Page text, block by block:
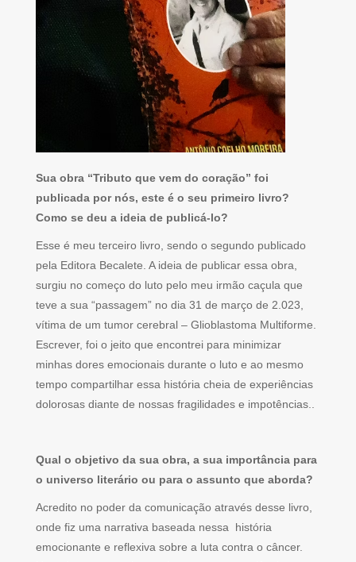
Sua obra “Tributo que vem do coração” foi
publicada por nós, este é o seu primeiro livro?
Como se deu a ideia de publicá-lo?
Esse é meu terceiro livro, sendo o segundo publicado
pela Editora Becalete. A ideia de publicar essa obra,
surgiu no começo do luto pelo meu irmão caçula que
teve a sua “passagem” no dia 31 de março de 2.023,
vítima de um tumor cerebral – Glioblastoma Multiforme.
Escrever, foi o jeito que encontrei para minimizar
minhas dores emocionais durante o luto e ao mesmo
tempo compartilhar essa história cheia de experiências
dolorosas diante de nossas fragilidades e impotências..
Qual o objetivo da sua obra, a sua importância para
o universo literário ou para o assunto que aborda?
Acredito no poder da comunicação através desse livro,
onde fiz uma narrativa baseada nessa história
emocionante e reflexiva sobre a luta contra o câncer.